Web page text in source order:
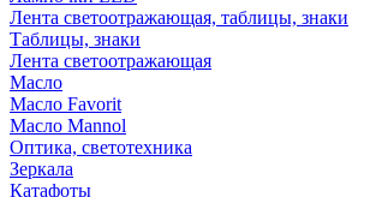
Лента светоотражающая, таблицы, знаки
Таблицы, знаки
Лента светоотражающая
Масло
Масло Favorit
Масло Mannol
Оптика, светотехника
Зеркала
Катафоты